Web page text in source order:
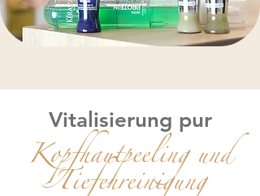
Vitalisierung pur
Kopfhautpeeling und